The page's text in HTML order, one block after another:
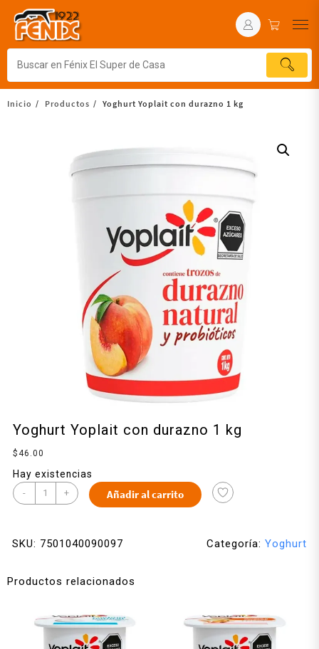
Inicio Productos Yoghurt Yoplait con durazno 1 kg
Yoghurt Yoplait con durazno 1 kg
$ 46.00
Hay existencias
- + Añadir al carrito
SKU: 7501040090097 Categoría: Yoghurt
Productos relacionados